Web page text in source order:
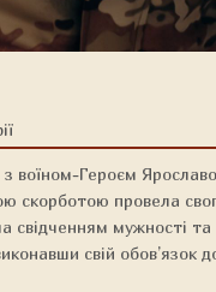
воїном-Героєм
скорботою провела
свідченням мужності
свій обов’язок